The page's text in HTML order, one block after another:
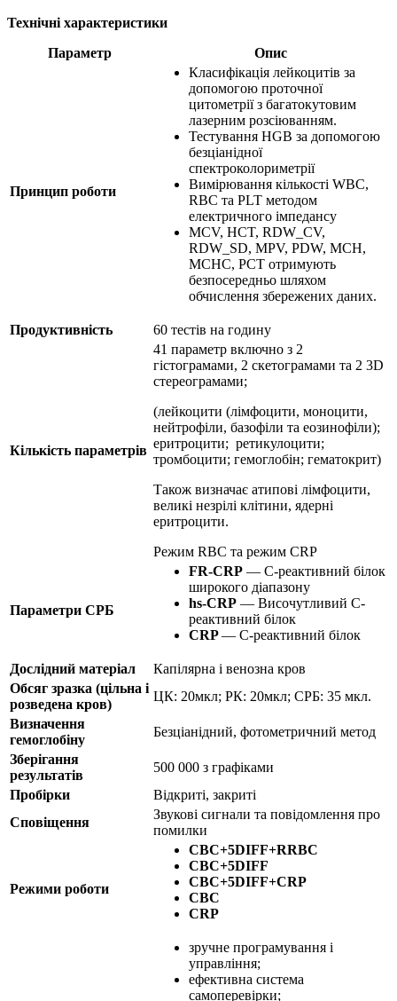
Технічні характеристики
Параметр Опис
Принцип роботи
Класифікація лейкоцитів за
допомогою проточної
цитометрії з багатокутовим
лазерним розсіюванням.
Тестування HGB за допомогою
безціанідної
спектроколориметрії
Вимірювання кількості WBC,
RBC та PLT методом
електричного імпедансу
MCV, HCT, RDW_CV,
RDW_SD, MPV, PDW, MCH,
MCHC, PCT отримують
безпосередньо шляхом
обчислення збережених даних.
Продуктивність 60 тестів на годину
Кількість параметрів
41 параметр включно з 2
гістограмами, 2 скетограмами та 2 3D
стереограмами;
(лейкоцити (лімфоцити, моноцити,
нейтрофіли, базофіли та еозинофіли);
еритроцити; ретикулоцити;
тромбоцити; гемоглобін; гематокрит)
Також визначає атипові лімфоцити,
великі незрілі клітини, ядерні
еритроцити.
Режим RBC та режим CRP
Параметри СРБ
FR-CRP — C-реактивний білок
широкого діапазону
hs-CRP — Височутливий C-
реактивний білок
CRP— C-реактивний білок
Дослідний матеріал
Капілярна і венозна кров
Обсяг зразка (цільна і
розведена кров)
ЦК: 20мкл; РК: 20мкл; СРБ: 35 мкл.
Визначення
гемоглобіну
Безціанідний, фотометричний метод
Зберігання
результатів
500 000 з графіками
Пробірки
Відкриті, закриті
Сповіщення
Звукові сигнали та повідомлення про
помилки
Режими роботи
CBC+5DIFF+RRBC
CBC+5DIFF
CBC+5DIFF+CRP
CBC
CRP
зручне програмування і
управління;
ефективна система
самоперевірки;